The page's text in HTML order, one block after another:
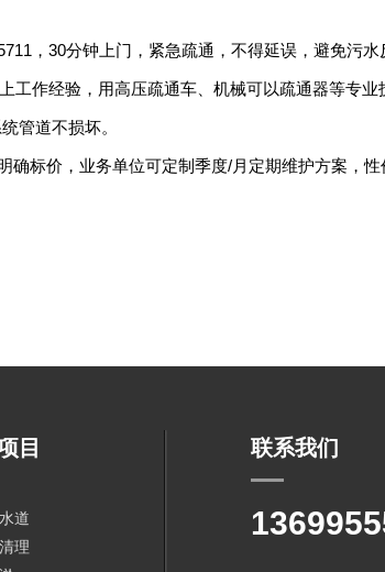
，30分钟上门，紧急疏通，不得延误，避免污水
工作经验，用高压疏通车、机械可以疏通器等专
管道不损坏。
标价，业务单位可定制季度/月定期维护方案，性
目
道
理
联系我们